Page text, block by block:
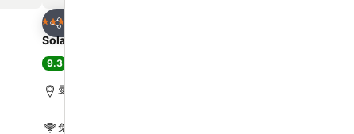
分享
4 星級
Solaria Nishitetsu Hotel Bangkok
9.3
曼谷, 距離市中心 4.0 公里
免費 Wi-Fi